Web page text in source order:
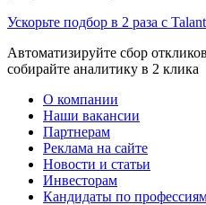
Ускорьте подбор в 2 раза с
Автоматизируйте сбор
собирайте аналитику в 2 клика
О компании
Наши вакансии
Партнерам
Реклама на сайте
Новости и статьи
Инвесторам
Кандидаты по